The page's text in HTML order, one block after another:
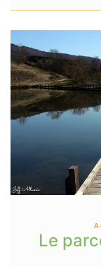
A
Le